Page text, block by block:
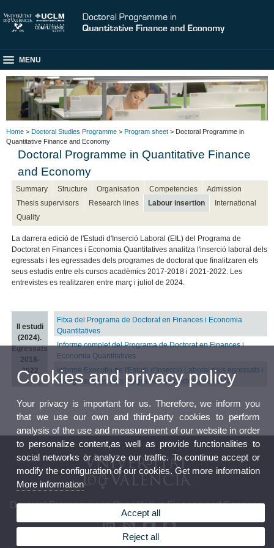
MENU
Home > Doctoral Studies Programme > Program sheet > Doctoral Programme in
Quantitative Finance and Economy
Doctoral Programme in Quantitative Finance
and Economy
Summary Structure Organisation Competencies
Admission
Thesis supervisors
Research lines Labour insertion
International
Quality
La darrera edició de l'Estudi d'Inserció Laboral (EIL) del Programa de
Doctorat en Finances i Economia Quantitatives analitza l'inserció laboral dels
egressats i les egressades dels programes de doctorat que finalitzaren els
seus estudis entre els cursos acadèmics 2017-2018 i 2021-2022. Les
entrevistes es realitzaren entre març i juliol de 2024.
II estudi
(2024).
Egressats
2018-
2022
Fitxa del Programa de Doctorat en Finances i Economia
Quantitatives
Informe complet del Programa de Doctorat en Finances i
Economia Quantitatives
Informe Executiu de l'Estudi d'Inserció Laboral dels egressats i
les egressades dels programes de doctorat de la UV
Doctoral Programme in Quantitative Finance and Economy
Cookies and privacy policy
Your privacy is important for us. Therefore, we inform you
that we use our own and third-party cookies to perform
analysis of the use and measurement of our website in order
to personalize content,as well as provide functionalities to
social networks or analyze our traffic. To continue accept or
modify the configuration of our cookies. Get more information
More information
Accept all
Reject all